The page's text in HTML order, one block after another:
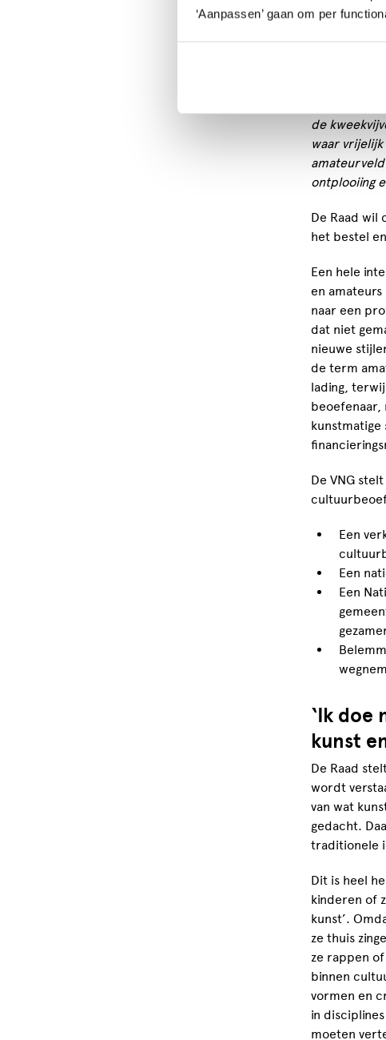
‘Aanpassen’ gaan om per
deelname
nauwelijks
de
waar
ontplooiing
De Raad wil
het bestel
Een hele
en
naar een
dat niet
nieuwe
de term
lading,
beoefenaar,
kunstmatige
De VNG
Een
Een
Een
‘Ik doe
kunst
De Raad
wordt
van wat
gedacht.
traditionele
Dit is heel
kinderen of
kunst’.
ze thuis
ze rappen of
binnen
vormen en
in
moeten